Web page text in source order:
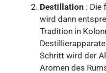
Destillation : Die
wird dann
Tradition in
Schritt wird der
Aromen des